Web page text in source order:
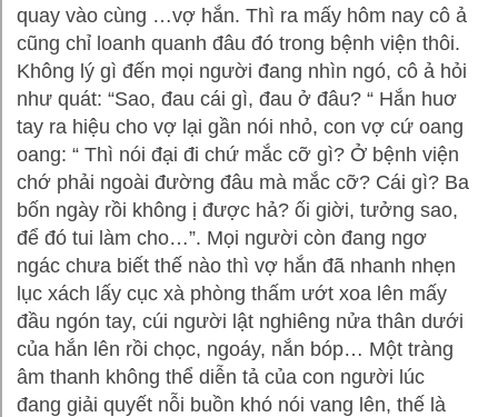
quay vào cùng …vợ hắn. Thì ra mấy hôm nay cô ả
cũng chỉ loanh quanh đâu đó trong bệnh viện thôi.
Không lý gì đến mọi người đang nhìn ngó, cô ả hỏi
như quát: “Sao, đau cái gì, đau ở đâu? “ Hắn huơ
tay ra hiệu cho vợ lại gần nói nhỏ, con vợ cứ oang
oang: “ Thì nói đại đi chứ mắc cỡ gì? Ở bệnh viện
chớ phải ngoài đường đâu mà mắc cỡ? Cái gì? Ba
bốn ngày rồi không ị được hả? ối giời, tưởng sao,
để đó tui làm cho…”. Mọi người còn đang ngơ
ngác chưa biết thế nào thì vợ hắn đã nhanh nhẹn
lục xách lấy cục xà phòng thấm ướt xoa lên mấy
đầu ngón tay, cúi người lật nghiêng nửa thân dưới
của hắn lên rồi chọc, ngoáy, nắn bóp… Một tràng
âm thanh không thể diễn tả của con người lúc
đang giải quyết nỗi buồn khó nói vang lên, thế là